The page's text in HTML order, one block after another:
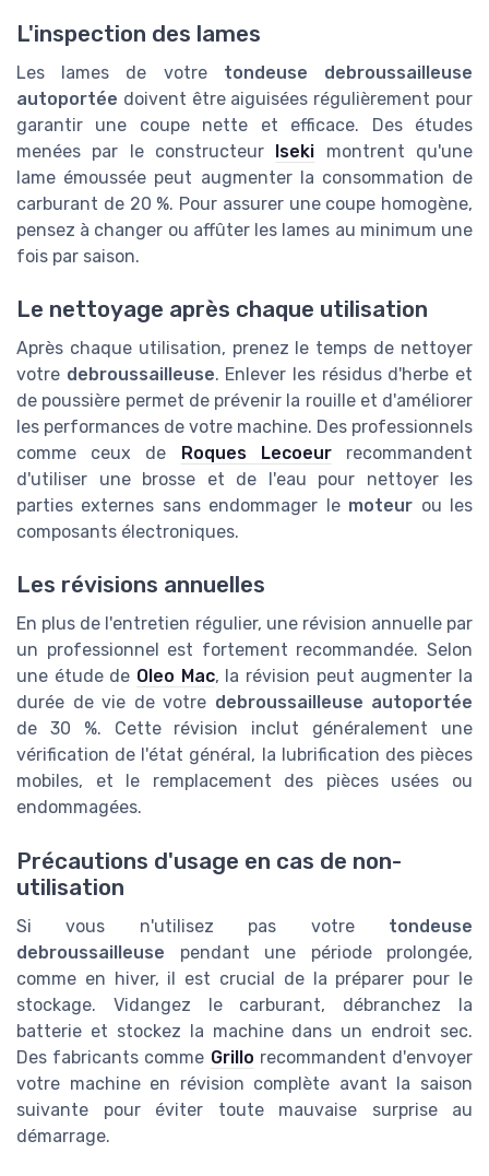
L'inspection des lames
Les lames de votre tondeuse debroussailleuse
autoportée doivent être aiguisées régulièrement pour
garantir une coupe nette et efficace. Des études
menées par le constructeur Iseki montrent qu'une
lame émoussée peut augmenter la consommation de
carburant de 20 %. Pour assurer une coupe homogène,
pensez à changer ou affûter les lames au minimum une
fois par saison.
Le nettoyage après chaque utilisation
Après chaque utilisation, prenez le temps de nettoyer
votre debroussailleuse. Enlever les résidus d'herbe et
de poussière permet de prévenir la rouille et d'améliorer
les performances de votre machine. Des professionnels
comme ceux de Roques Lecoeurrecommandent
d'utiliser une brosse et de l'eau pour nettoyer les
parties externes sans endommager le moteur ou les
composants électroniques.
Les révisions annuelles
En plus de l'entretien régulier, une révision annuelle par
un professionnel est fortement recommandée. Selon
une étude de Oleo Mac, la révision peut augmenter la
durée de vie de votre debroussailleuse autoportée
de 30 %. Cette révision inclut généralement une
vérification de l'état général, la lubrification des pièces
mobiles, et le remplacement des pièces usées ou
endommagées.
Précautions d'usage en cas de non-
utilisation
Si vous n'utilisez pas votre tondeuse
debroussailleuse pendant une période prolongée,
comme en hiver, il est crucial de la préparer pour le
stockage. Vidangez le carburant, débranchez la
batterie et stockez la machine dans un endroit sec.
Des fabricants comme Grillo recommandent d'envoyer
votre machine en révision complète avant la saison
suivante pour éviter toute mauvaise surprise au
démarrage.